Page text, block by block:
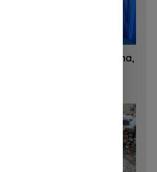
Sinergi Kementrans-Aruna,